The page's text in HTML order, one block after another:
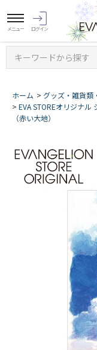
キーワードから探す
ホーム > グッズ・雑貨類
> EVA STOREオリジナ
（赤い大地）